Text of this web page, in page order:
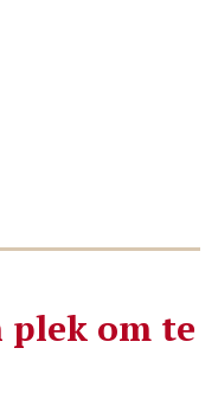
plek om te